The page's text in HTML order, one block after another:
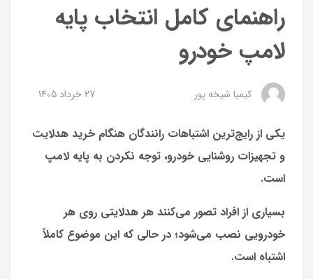
راهنمای کامل انتخاب پایه
لامپ خودرو
کیمیا شیخه پور 27 خرداد 1405
یکی از رایج‌ترین اشتباهات رانندگان هنگام خرید هدلایت
و تجهیزات روشنایی خودرو، توجه نکردن به پایه لامپ
است.
بسیاری از افراد تصور می‌کنند هر هدلایتی روی هر
خودرویی نصب می‌شود؛ در حالی که این موضوع کاملاً
اشتباه است.